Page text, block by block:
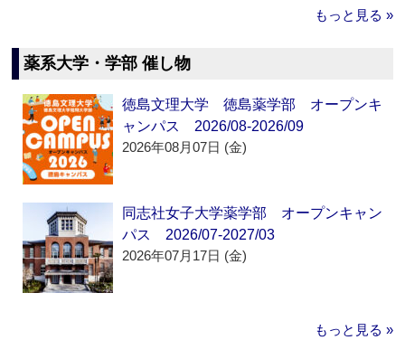
もっと見る »
薬系大学・学部 催し物
徳島文理大学 徳島薬学部 オープンキ
ャンパス 2026/08-2026/09
2026年08月07日 (金)
同志社女子大学薬学部 オープンキャン
パス 2026/07-2027/03
2026年07月17日 (金)
もっと見る »